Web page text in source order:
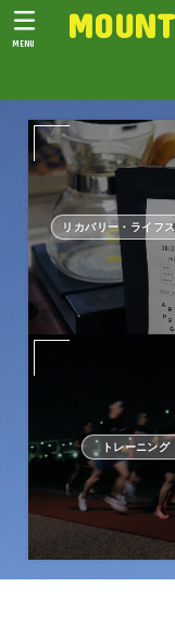
MENU
リカバリー・ライフ
トレーニング